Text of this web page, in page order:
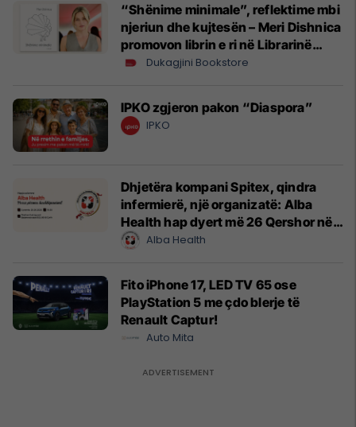
“Shënime minimale”, reflektime mbi
njeriun dhe kujtesën – Meri Dishnica
promovon librin e ri në Librarinë
Dukagjini
Dukagjini Bookstore
IPKO zgjeron pakon “Diaspora”
IPKO
Dhjetëra kompani Spitex, qindra
infermierë, një organizatë: Alba
Health hap dyert më 26 Qershor në
CyrihAlba Health
Fito iPhone 17, LED TV 65 ose
PlayStation 5 me çdo blerje të
Renault Captur!
Auto Mita